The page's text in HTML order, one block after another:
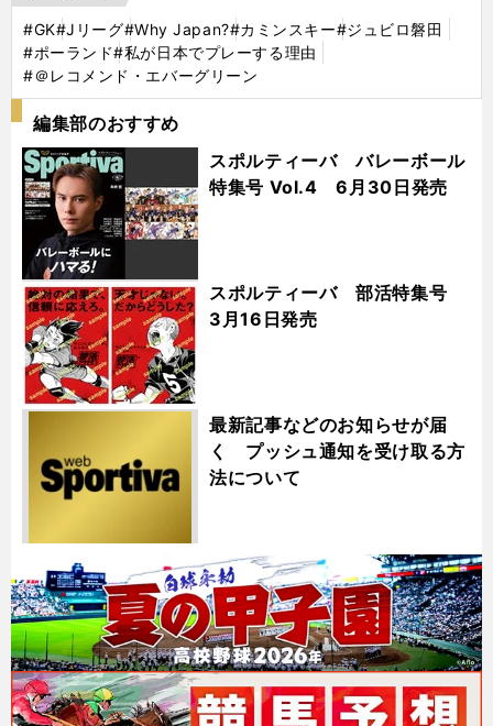
#GK#Jリーグ#Why Japan?#カミンスキー#ジュビロ磐田
#ポーランド#私が日本でプレーする理由
#＠レコメンド・エバーグリーン
編集部のおすすめ
スポルティーバ バレーボール
特集号 Vol.4 6月30日発売
スポルティーバ 部活特集号
3月16日発売
最新記事などのお知らせが届
く プッシュ通知を受け取る方
法について